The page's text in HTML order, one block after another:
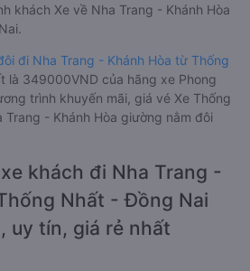
khách Xe về Nha Trang - Khánh Hòa
đi Nha Trang - Khánh Hòa từ Thống
là 349000VND của hãng xe Phong
trình khuyến mãi, giá vé Xe Thống
- Khánh Hòa giường nằm đôi
khách đi Nha Trang -
Nhất - Đồng Nai
uy tín, giá rẻ nhất